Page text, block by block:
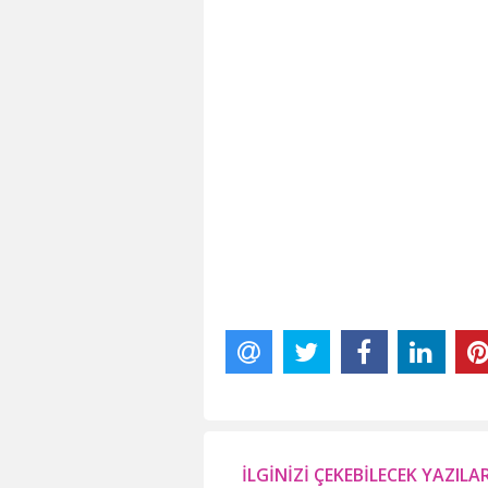
İLGİNİZİ ÇEKEBİLECEK